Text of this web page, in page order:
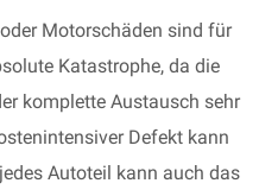
Motorschäden sind für
Katastrophe, da die
komplette Austausch sehr
Defekt kann
Autoteil kann auch das